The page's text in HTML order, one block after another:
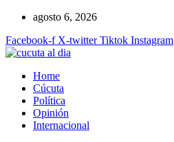
contenido
agosto 6, 2026
Facebook-f X-twitter Tiktok Instagram
Home
Cúcuta
Política
Opinión
Internacional